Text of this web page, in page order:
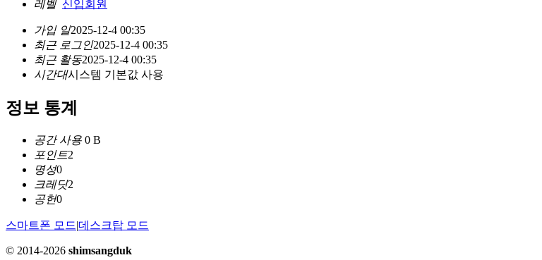
레벨 신입회원
가입 일2025-12-4 00:35
최근 로그인2025-12-4 00:35
최근 활동2025-12-4 00:35
시간대시스템 기본값 사용
정보 통계
공간 사용 0 B
포인트2
명성0
크레딧2
공헌0
스마트폰 모드|데스크탑 모드
© 2014-2026 shimsangduk